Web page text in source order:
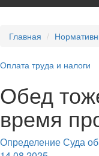
Главная
Оплата труда и налоги
Обед
время
Определение Суда